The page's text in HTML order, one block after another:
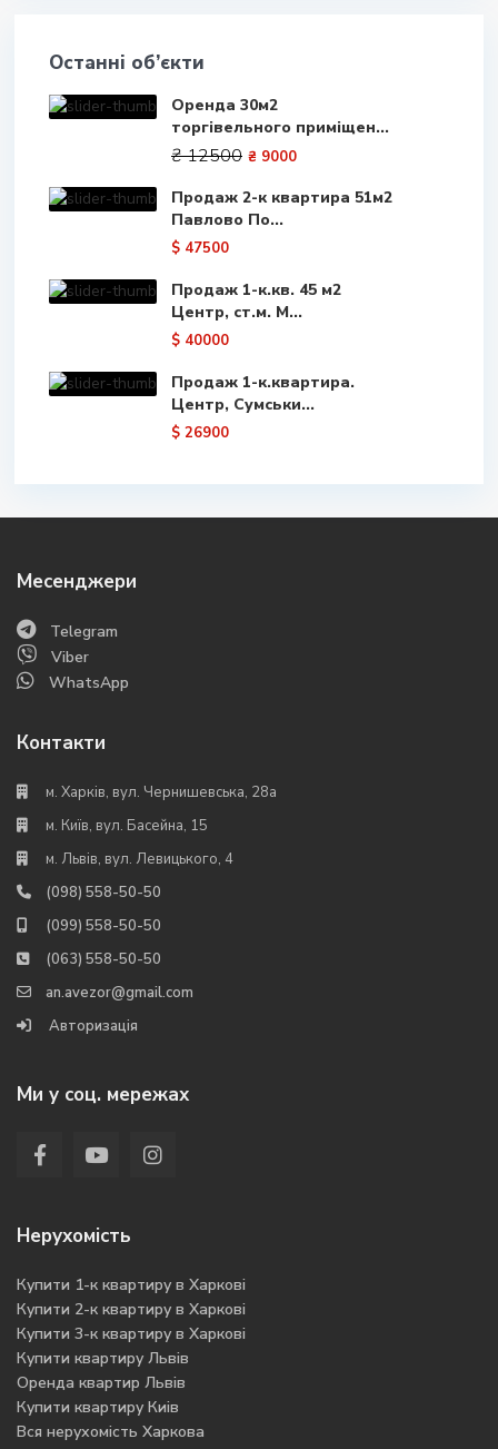
Останні об’єкти
Оренда 30м2
торгівельного приміщен...
₴ 12500 ₴ 9000
Продаж 2-к квартира 51м2
Павлово По...
$ 47500
Продаж 1-к.кв. 45 м2
Центр, ст.м. М...
$ 40000
Продаж 1-к.квартира.
Центр, Сумськи...
$ 26900
Месенджери
Telegram
Viber
WhatsApp
Контакти
м. Харків, вул. Чернишевська, 28а
м. Київ, вул. Басейна, 15
м. Львів, вул. Левицького, 4
(098) 558-50-50
(099) 558-50-50
(063) 558-50-50
an.avezor@gmail.com
Авторизація
Ми у соц. мережах
Нерухомість
Купити 1-к квартиру в Харкові
Купити 2-к квартиру в Харкові
Купити 3-к квартиру в Харкові
Купити квартиру Львів
Оренда квартир Львів
Купити квартиру Киів
Вся нерухомість Харкова